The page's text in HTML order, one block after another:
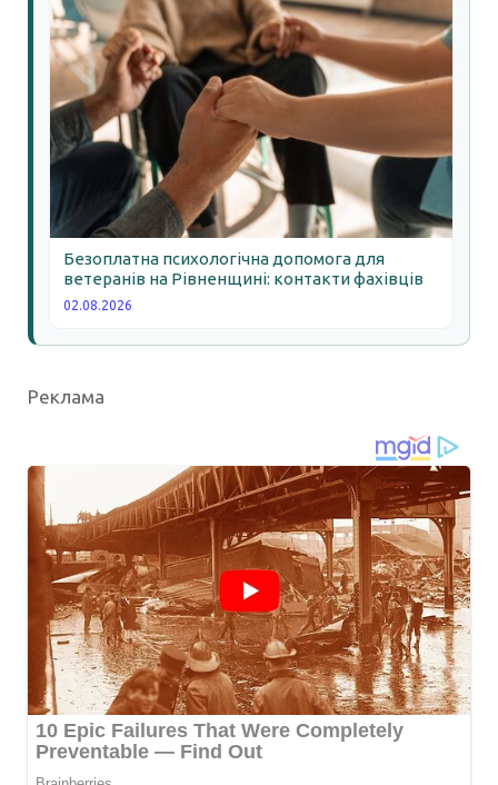
Безоплатна психологічна допомога для
ветеранів на Рівненщині: контакти фахівців
02.08.2026
Реклама